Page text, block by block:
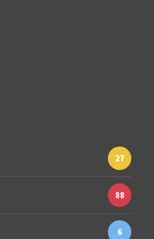
27
88
6